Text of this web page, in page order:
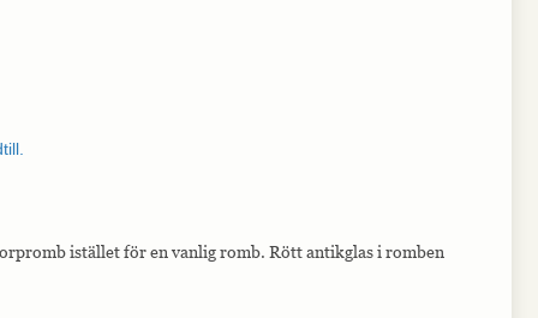
istället för en vanlig romb. Rött antikglas i romben